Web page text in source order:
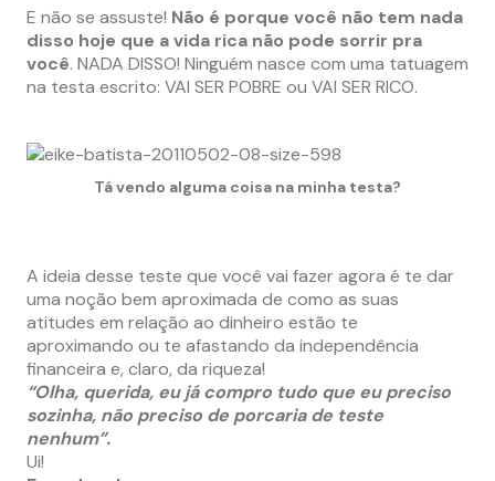
E não se assuste! Não é porque você não tem nada
disso hoje que a vida rica não pode sorrir pra
você. NADA DISSO! Ninguém nasce com uma tatuagem
na testa escrito: VAI SER POBRE ou VAI SER RICO.
Tá vendo alguma coisa na minha testa?
A ideia desse teste que você vai fazer agora é te dar
uma noção bem aproximada de como as suas
atitudes em relação ao dinheiro estão te
aproximando ou te afastando da independência
financeira e, claro, da riqueza!
“Olha, querida, eu já compro tudo que eu preciso
sozinha, não preciso de porcaria de teste
nenhum”.
Ui!